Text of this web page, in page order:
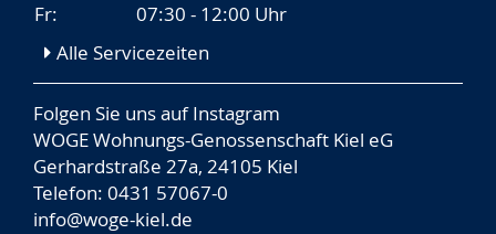
Fr:
07:30 - 12:00 Uhr
Alle Servicezeiten
Folgen Sie uns aufInstagram
WOGE Wohnungs-Genossenschaft Kiel eG
Gerhardstraße 27a, 24105 Kiel
Telefon: 0431 57067-0
info@woge-kiel.de